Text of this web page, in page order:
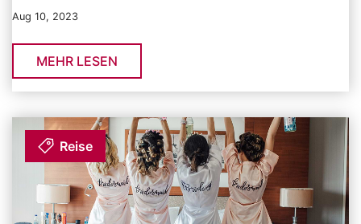
Aug 10, 2023
MEHR LESEN
Reise